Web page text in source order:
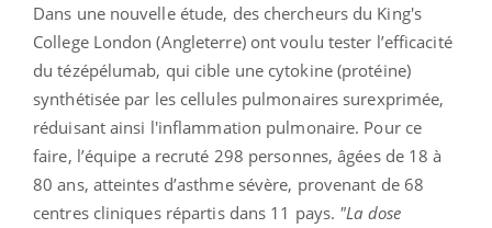
Dans une nouvelle étude, des chercheurs du King's
College London (Angleterre) ont voulu tester l’efficacité
du tézépélumab, qui cible une cytokine (protéine)
synthétisée par les cellules pulmonaires surexprimée,
réduisant ainsi l'inflammation pulmonaire. Pour ce
faire, l’équipe a recruté 298 personnes, âgées de 18 à
80 ans, atteintes d’asthme sévère, provenant de 68
centres cliniques répartis dans 11 pays. "La dose